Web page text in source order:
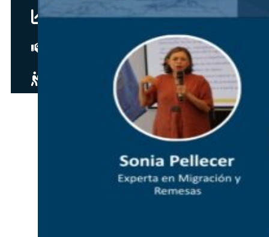
Recursos para estudiantes pronto
Guía del instructor pronto